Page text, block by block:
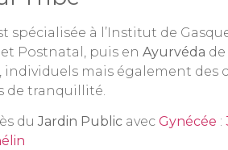
spécialisée à l’Institut de
Postnatal, puis en Ayurvéda
individuels mais également des
de tranquillité.
duJardin Public avec Gynécée :
n